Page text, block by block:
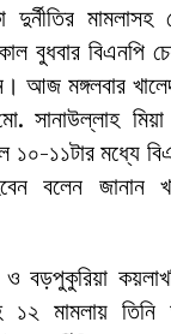
দুর্নীতির
বুধবার বিএনপি
আজ মঙ্গলবার
সানাউল্লাহ
১১টার মধ্যে
বলেন জানান
বড়পুকুরিয়া
১২ মামলায়